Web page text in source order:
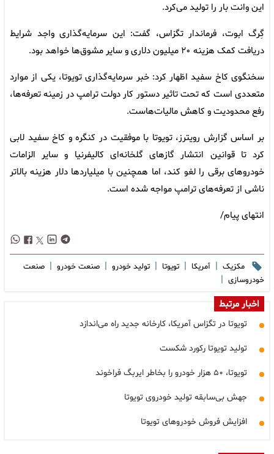
این وانت بار را تولید می‌کرد.
گِرگ ابوت، فرماندار تگزاس، گفت: این سرمایه‌گذاری واجد شرایط
دریافت کمک هزینه ۲۰ میلیون دلاری و سایر مشوق‌ها خواهد بود.
سخنگوی کاخ سفید اظهار کرد: خبر سرمایه‌گذاری تویوتا، یکی از موارد
متعددی است که تحت تاثیر دستور کار دولت ترامپ در زمینه تعرفه‌ها،
رفع محدودیت و کاهش مالیات‌هاست.
بر اساس گزارش رویترز، تویوتا با موفقیت در کنگره و کاخ سفید لابی
کرد تا قوانین انتشار گازهای گلخانه‌ای کالیفرنیا و سایر الزامات
خودروهای برقی را لغو کند، اما همچنین با میلیاردها دلار هزینه بالاتر
ناشی از تعرفه‌های ترامپ مواجه شده است.
انتهای پیام/
مکزیک | آمریکا | تویوتا | تولید خودرو | صنعت خودرو | صنعت
خودروسازی |
اخبار مرتبط
تویوتا در تگزاس آمریکا، کارخانه جدید راه می‌اندازد
تولید تویوتا رکورد شکست
تویوتا، ۵۰ هزار خودرو را بخاطر ایربگ فراخوند
جهش بی‌سابقه تولید خودروی تویوتا
افزایش فروش خودروهای تویوتا